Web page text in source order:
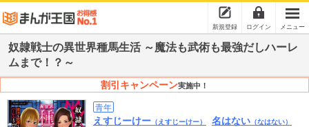
新規登録 ログイン メニュー
奴隷戦士の異世界種馬生活 ～魔法も武術も最強だしハーレ
ムまで！？～
割引キャンペーン実施中！
青年
えすじーけー （えすじーけー） 名はない （なはない）